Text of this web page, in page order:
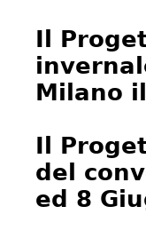
Il
Milano
Il
del
ed 8